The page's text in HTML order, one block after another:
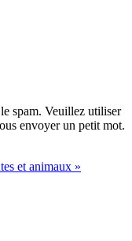
spam. Veuillez utiliser
envoyer un petit mot.
et animaux »